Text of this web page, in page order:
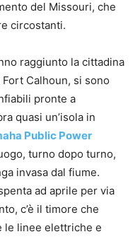
del Missouri, che
circostanti.
raggiunto la cittadina
Calhoun, si sono
pronte a
quasi un’isola in
Public Power
turno dopo turno,
invasa dal fiume.
ad aprile per via
c’è il timore che
le linee elettriche e